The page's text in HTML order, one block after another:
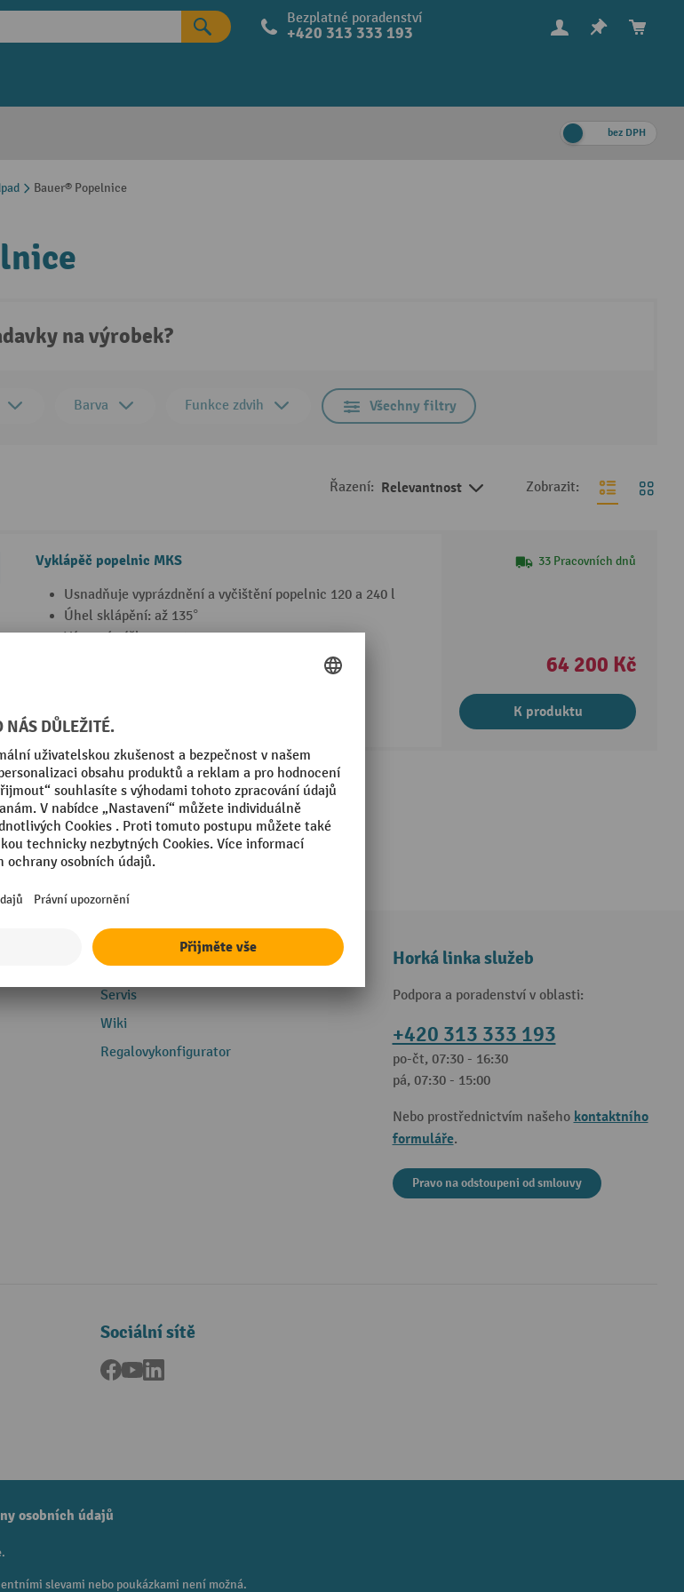
Bezplatné poradenství
+420 313 333 193
bez DPH
Bauer® Popelnice
na výrobek?
Barva Funkce zdvih Všechny filtry
Řazení: Relevantnost Zobrazit:
Vyklápěč popelnic MKS
Usnadňuje vyprázdnění a vyčištění popelnic 120 a 240 l
Úhel sklápění: až 135°
Výsypná výška: cca 1488 mm
4 Varianty
33 Pracovních dnů
64 200 Kč
K produktu
Servis
Servis
Wiki
Regalovykonfigurator
Horká linka služeb
Podpora a poradenství v oblasti:
+420 313 333 193
po-čt, 07:30 - 16:30
pá, 07:30 - 15:00
Nebo prostřednictvím našeho kontaktního
formuláře.
Pravo na odstoupeni od smlouvy
Sociální sítě
Facebook
YouTube
osobních údajů
slevami nebo poukázkami není možná.